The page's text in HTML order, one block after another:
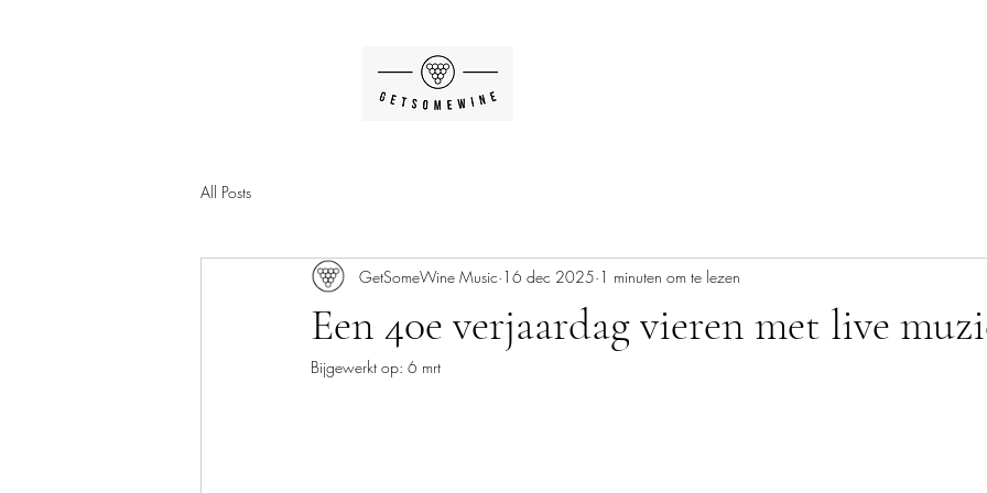
All Posts
Een 40e verjaardag vieren met live
GetSomeWine Music 16 dec 2025 1 minuten om te lezen
Bijgewerkt op: 6 mrt